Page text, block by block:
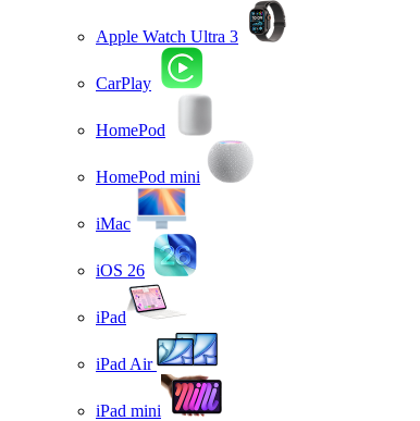
Apple Watch Ultra 3
CarPlay
HomePod
HomePod mini
iMac
iOS 26
iPad
iPad Air
iPad mini